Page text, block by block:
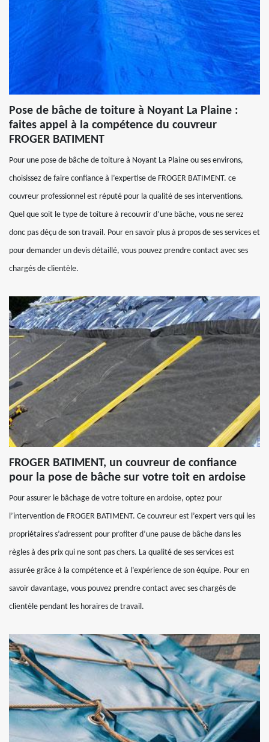
Pose de bâche de toiture à Noyant La Plaine :
faites appel à la compétence du couvreur
FROGER BATIMENT
Pour une pose de bâche de toiture à Noyant La Plaine ou ses environs,
choisissez de faire confiance à l’expertise de FROGER BATIMENT. ce
couvreur professionnel est réputé pour la qualité de ses interventions.
Quel que soit le type de toiture à recouvrir d’une bâche, vous ne serez
donc pas déçu de son travail. Pour en savoir plus à propos de ses services et
pour demander un devis détaillé, vous pouvez prendre contact avec ses
chargés de clientèle.
FROGER BATIMENT, un couvreur de confiance
pour la pose de bâche sur votre toit en ardoise
Pour assurer le bâchage de votre toiture en ardoise, optez pour
l’intervention de FROGER BATIMENT. Ce couvreur est l’expert vers qui les
propriétaires s’adressent pour profiter d’une pause de bâche dans les
règles à des prix qui ne sont pas chers. La qualité de ses services est
assurée grâce à la compétence et à l’expérience de son équipe. Pour en
savoir davantage, vous pouvez prendre contact avec ses chargés de
clientèle pendant les horaires de travail.